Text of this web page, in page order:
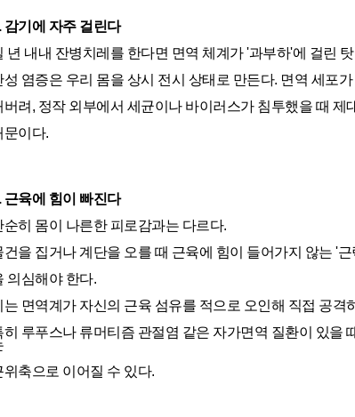
감기에 자주 걸린다
년 내내 잔병치레를 한다면 면역 체계가 '과부하'에 걸린
성 염증은 우리 몸을 상시 전시 상태로 만든다. 면역 세포
버려, 정작 외부에서 세균이나 바이러스가 침투했을 때 제
문이다.
근육에 힘이 빠진다
순히 몸이 나른한 피로감과는 다르다.
건을 집거나 계단을 오를 때 근육에 힘이 들어가지 않는 '
의심해야 한다.
는 면역계가 자신의 근육 섬유를 적으로 오인해 직접 공격
히 루푸스나 류머티즘 관절염 같은 자가면역 질환이 있을
위축으로 이어질 수 있다.